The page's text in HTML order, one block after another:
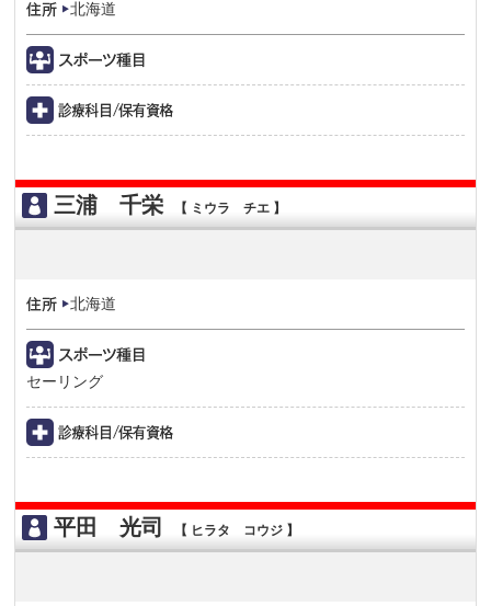
北海道
三浦 千栄 【 ミウラ チエ 】
北海道
セーリング
平田 光司 【 ヒラタ コウジ 】